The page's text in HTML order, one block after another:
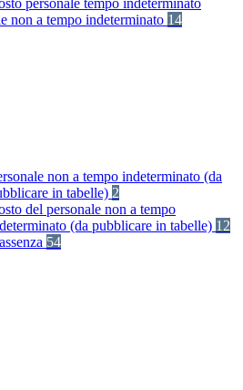
personale tempo indeterminato
non a tempo indeterminato 14
non a tempo indeterminato (da
in tabelle) 2
del personale non a tempo
(da pubblicare in tabelle) 12
54